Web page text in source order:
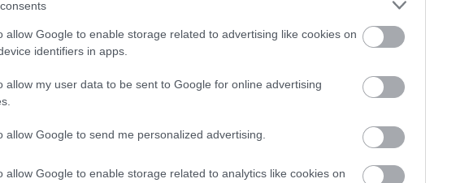
allow Google to enable storage related to advertising like cookies on
identifiers in apps.
allow my user data to be sent to Google for online advertising
allow Google to send me personalized advertising.
allow Google to enable storage related to analytics like cookies on
(alsó tagozatos korosztály számára)
osztálytól középiskolás korosztályig)
(középiskolás korosztály számára)
csak ezen a napon 500.- Ft/fő.